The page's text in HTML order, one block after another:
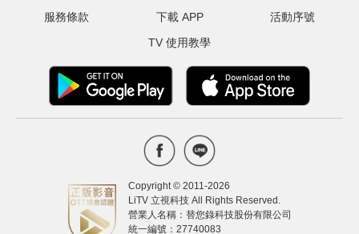
服務條款
下載 APP
TV 使用教學
活動序號
Copyright © 2011-2026
LiTV 立視科技 All Rights Reserved.
營業人名稱：替您錄科技股份有限公司
統一編號：27740083